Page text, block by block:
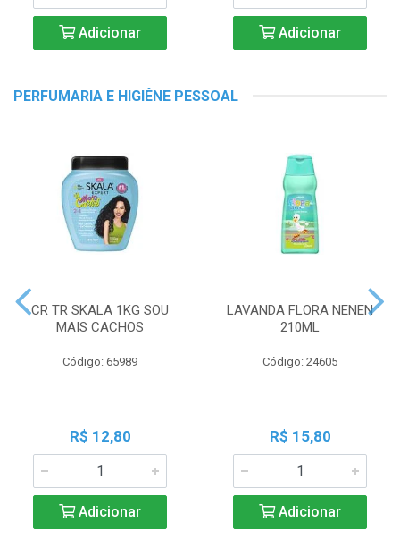
Adicionar Adicionar
PERFUMARIA E HIGIÊNE PESSOAL
CR TR SKALA 1KG SOU
MAIS CACHOS
Código: 65989
R$ 12,80
Adicionar
LAVANDA FLORA NENEN
210ML
Código: 24605
R$ 15,80
Adicionar